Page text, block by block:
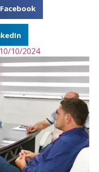
Facebook
10/10/2024